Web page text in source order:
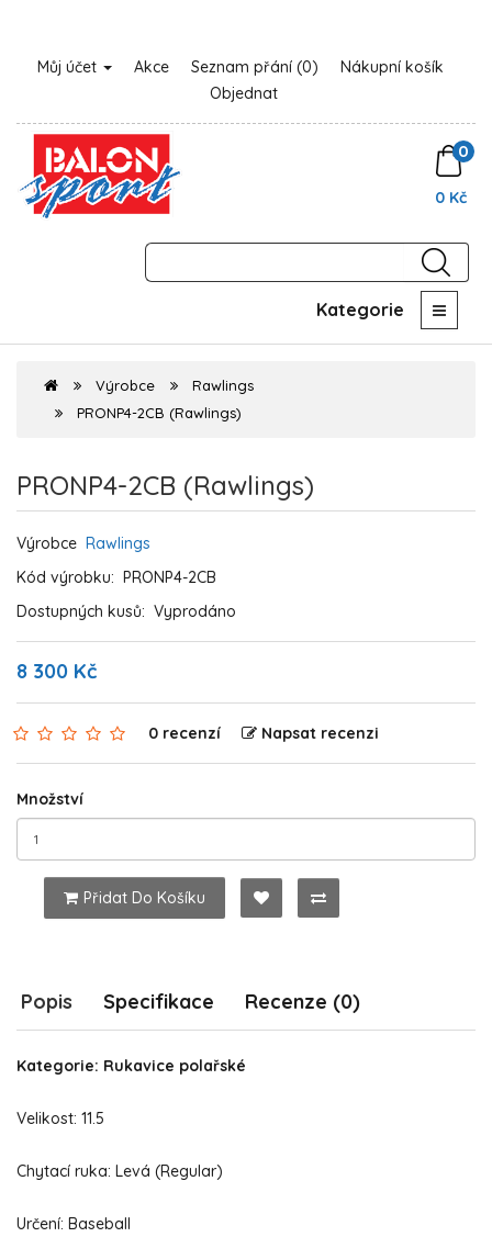
Můj účet Akce Seznam přání (0)
Nákupní košík
Objednat
0
0 Kč
Kategorie
Výrobce
Rawlings
PRONP4-2CB (Rawlings)
PRONP4-2CB (Rawlings)
Výrobce Rawlings
Kód výrobku: PRONP4-2CB
Dostupných kusů: Vyprodáno
8 300 Kč
0 recenzí Napsat recenzi
Množství
Přidat Do Košíku
Popis Specifikace Recenze (0)
Kategorie: Rukavice polařské
Velikost: 11.5
Chytací ruka: Levá (Regular)
Určení: Baseball